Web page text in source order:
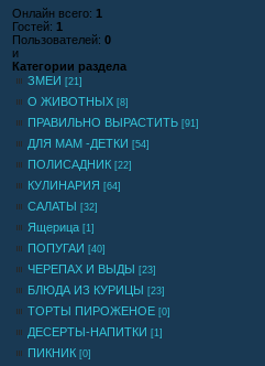
Онлайн всего: 1
Гостей: 1
Пользователей: 0
и
Категории раздела
ЗМЕИ [21]
О ЖИВОТНЫХ [8]
ПРАВИЛЬНО ВЫРАСТИТЬ [91]
ДЛЯ МАМ -ДЕТКИ [54]
ПОЛИСАДНИК [22]
КУЛИНАРИЯ [64]
САЛАТЫ [32]
Ящерица [1]
ПОПУГАИ [40]
ЧЕРЕПАХ И ВЫДЫ [23]
БЛЮДА ИЗ КУРИЦЫ [23]
ТОРТЫ ПИРОЖЕНОЕ [0]
ДЕСЕРТЫ-НАПИТКИ [1]
ПИКНИК [0]